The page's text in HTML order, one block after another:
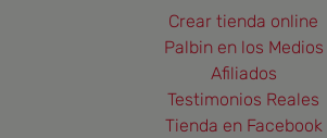
Crear tienda online
Palbin en los Medios
Afiliados
Testimonios Reales
Tienda en Facebook